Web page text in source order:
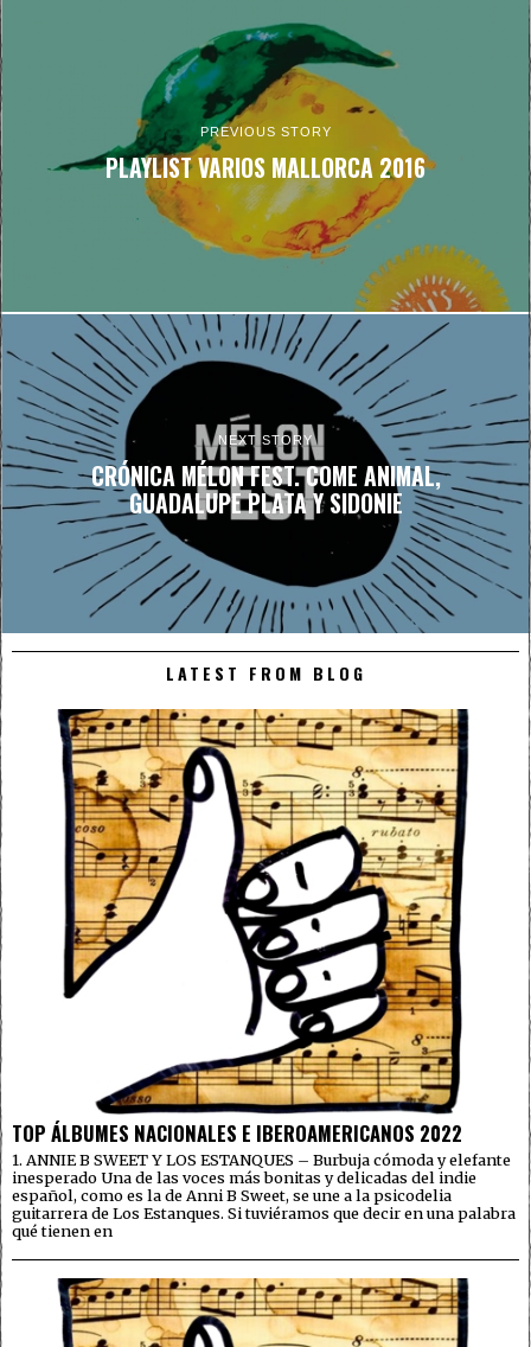
PREVIOUS STORY
PLAYLIST VARIOS MALLORCA 2016
NEXT STORY
CRÓNICA MÉLON FEST. COME ANIMAL,
GUADALUPE PLATA Y SIDONIE
LATEST FROM BLOG
TOP ÁLBUMES NACIONALES E IBEROAMERICANOS 2022
1. ANNIE B SWEET Y LOS ESTANQUES – Burbuja cómoda y elefante
inesperado Una de las voces más bonitas y delicadas del indie
español, como es la de Anni B Sweet, se une a la psicodelia
guitarrera de Los Estanques. Si tuviéramos que decir en una palabra
qué tienen en